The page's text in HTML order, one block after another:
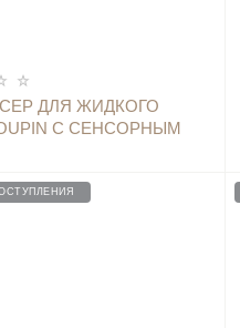
ДЛЯ ЖИДКОГО
С СЕНСОРНЫМ
И ТЕРМОМЕТРОМ
ОПОВЕСТИТЬ